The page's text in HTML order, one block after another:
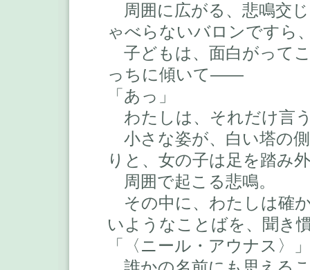
周囲に広がる、悲鳴交
ゃべらないバロンですら
子どもは、面白がって
っちに傾いて――
「あっ」
わたしは、それだけ言
小さな姿が、白い塔の
りと、女の子は足を踏み
周囲で起こる悲鳴。
その中に、わたしは確
いようなことばを、聞き
「〈ニール・アウナス〉」